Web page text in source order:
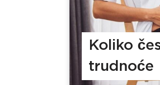
Koliko
trudnoće